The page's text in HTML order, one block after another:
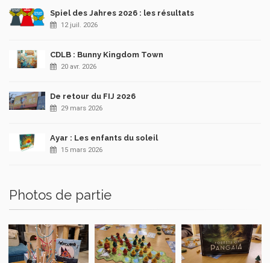
Spiel des Jahres 2026 : les résultats
12 juil. 2026
CDLB : Bunny Kingdom Town
20 avr. 2026
De retour du FIJ 2026
29 mars 2026
Ayar : Les enfants du soleil
15 mars 2026
Photos de partie